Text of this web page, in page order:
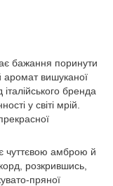
бажання поринути
аромат вишуканої
бренда
у світі мрій.
чуттєвою амброю й
розкрившись,
пряної